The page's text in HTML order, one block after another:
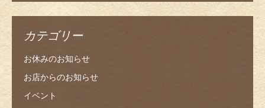
カテゴリー
お休みのお知らせ
お店からのお知らせ
イベント